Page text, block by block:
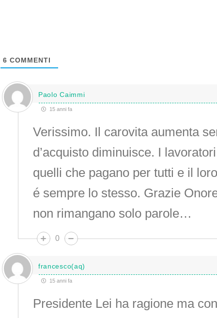
6 COMMENTI
Paolo Caimmi
15 anni fa
Verissimo. Il carovita aumenta
d’acquisto diminuisce. I
quelli che pagano per tutti e il
é sempre lo stesso. Grazie
non rimangano solo parole…
0
francesco(aq)
15 anni fa
Presidente Lei ha ragione ma